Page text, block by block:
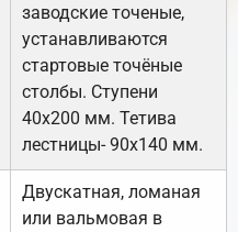
заводские точеные,
устанавливаются
стартовые точёные
столбы. Ступени
40х200 мм. Тетива
лестницы- 90х140 мм.
Двускатная, ломаная
или вальмовая в